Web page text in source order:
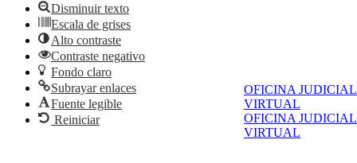
OFICINA JUDICIAL
VIRTUAL
OFICINA JUDICIAL
VIRTUAL
Disminuir texto
Escala de grises
Alto contraste
Contraste negativo
Fondo claro
Subrayar enlaces
Fuente legible
Reiniciar